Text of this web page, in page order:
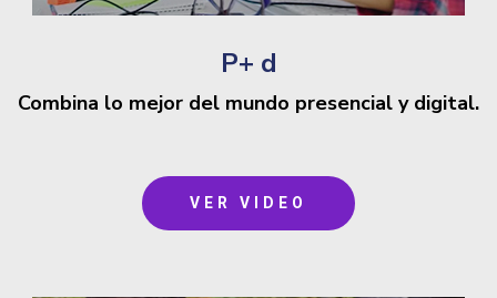
P+ d
Combina lo mejor del mundo presencial y digital.
VER VIDEO